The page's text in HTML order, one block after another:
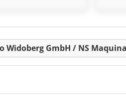
Ogłoszenia
Widoberg GmbH / NS